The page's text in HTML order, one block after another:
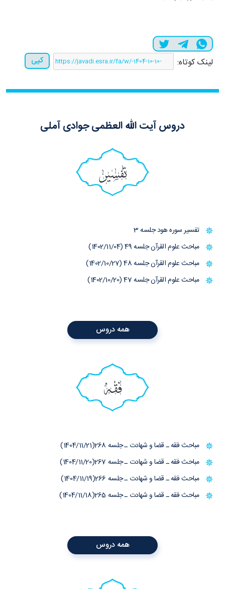
لینک کوتاه: کپی
دروس آیت الله العظمی جوادی آملی
تفسیر
تفسیر سوره هود جلسه 3
مباحث علوم القرآن جلسه 49 (1402/11/04)
مباحث علوم القرآن جلسه 48 (1402/10/27)
مباحث علوم القرآن جلسه 47 (1402/10/20)
همه دروس
فقه
مباحث فقه ـ قضا و شهادت ـ جلسه 268(1404/11/21)
مباحث فقه ـ قضا و شهادت ـ جلسه 267(1404/11/20)
مباحث فقه ـ قضا و شهادت ـ جلسه 266(1404/11/19)
مباحث فقه ـ قضا و شهادت ـ جلسه 265(1404/11/18)
همه دروس